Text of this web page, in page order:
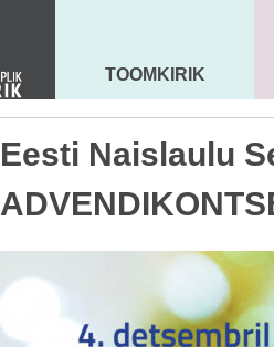
MAARJA KIRIK
TOOMKIRIK
Eesti Naislaulu